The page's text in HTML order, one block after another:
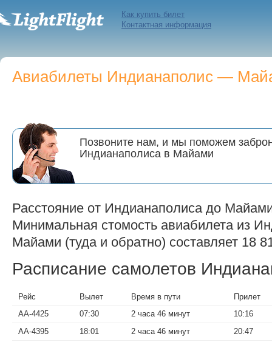
Как купить билет
Контактная информация
Авиабилеты Индианаполис —
Позвоните нам, и мы поможем
Индианаполиса в Майами
Расстояние от Индианаполиса до
Минимальная стомость авиабилета из
Майами (туда и обратно) составляет 18
Расписание самолетов
Рейс Вылет Время в пути
Прилет
AA-4425
07:30 2 часа 46 минут
10:16
AA-4395
18:01 2 часа 46 минут 20:47